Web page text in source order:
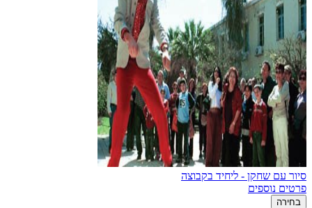
סיור עם שחקן - ליחיד בקבוצה
פרטים נוספים
בחירה